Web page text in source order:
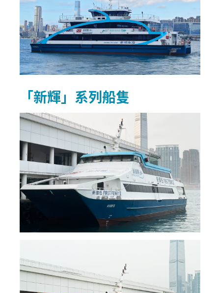
「新輝」系列船隻